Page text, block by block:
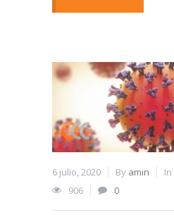
6 julio, 2020 By amin In
906
0